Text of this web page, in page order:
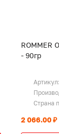
ROMMER
- 90гр
Артикул:
Страна
2 066.00 ₽